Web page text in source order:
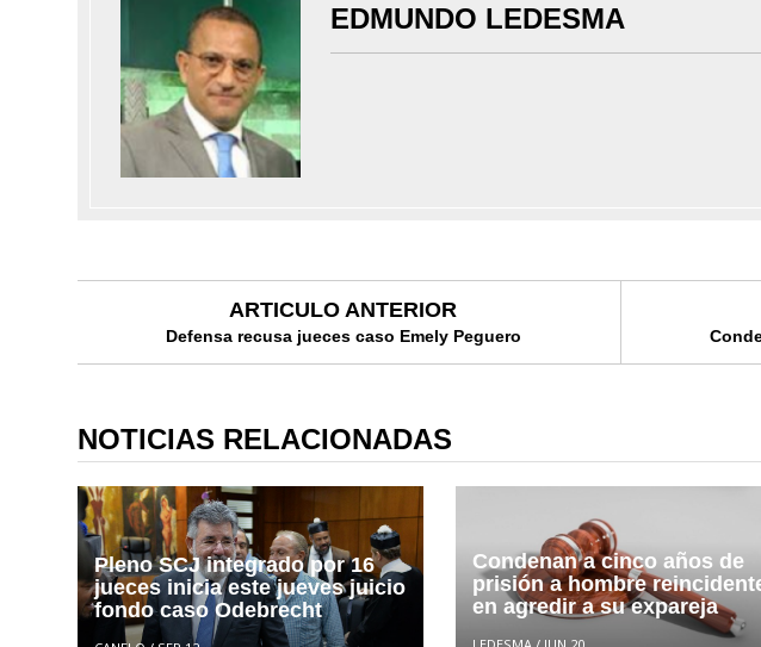
EDMUNDO LEDESMA
ARTICULO ANTERIOR
Defensa recusa jueces caso Emely Peguero
NOTICIAS RELACIONADAS
Pleno SCJ integrado por 16
jueces inicia este jueves juicio
fondo caso Odebrecht
Condenan a cinco años de
prisión a hombre
en agredir a su expareja